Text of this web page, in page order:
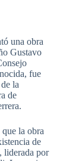
una obra
Gustavo
fue
la
de
la obra
de
liderada por